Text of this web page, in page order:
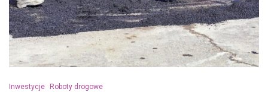
Inwestycje Roboty drogowe